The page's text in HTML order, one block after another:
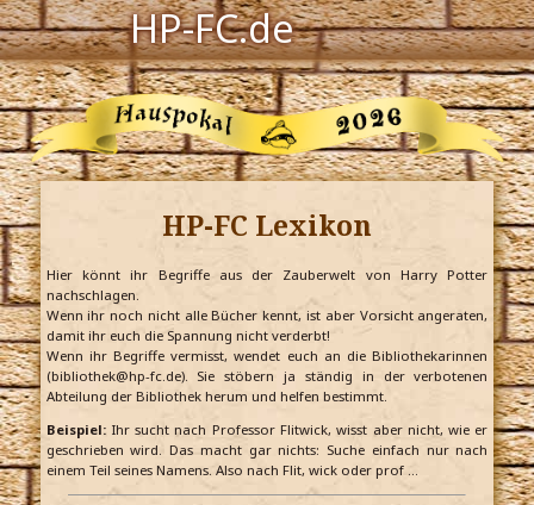
HP-FC.de
Navigation
Harry Potter
Der HP-FC
Hogwarts
Zauberwelt
Willkommen
Jetzt Fanclub-Mitglied werden!
HP-FC Lexikon
Hier könnt ihr Begriffe aus der Zauberwelt von Harry Potter
nachschlagen.
Wenn ihr noch nicht alle Bücher kennt, ist aber Vorsicht angeraten,
damit ihr euch die Spannung nicht verderbt!
Wenn ihr Begriffe vermisst, wendet euch an die Bibliothekarinnen
(bibliothek@hp-fc.de). Sie stöbern ja ständig in der verbotenen
Abteilung der Bibliothek herum und helfen bestimmt.
Beispiel:Ihr sucht nach Professor Flitwick, wisst aber nicht, wie er
geschrieben wird. Das macht gar nichts: Suche einfach nur nach
einem Teil seines Namens. Also nach Flit, wick oder prof …